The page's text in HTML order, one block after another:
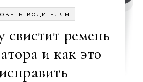
ВОДИТЕЛЯМ
свистит ремень
и как это
исправить